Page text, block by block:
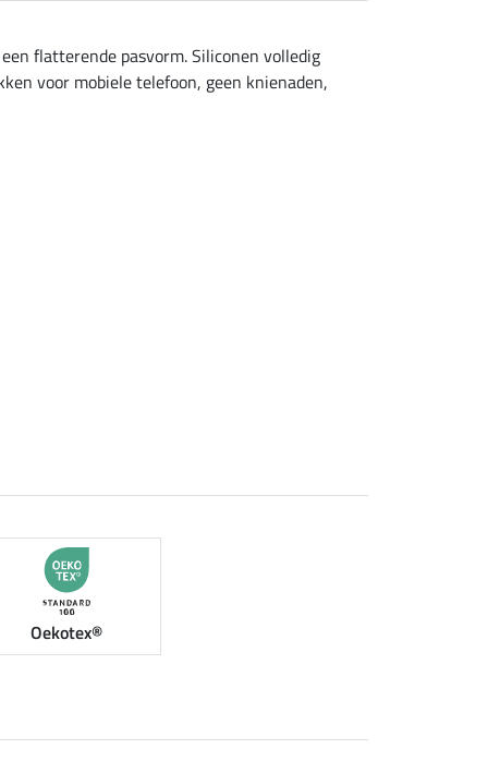
flatterende pasvorm. Siliconen volledig
voor mobiele telefoon, geen knienaden,
Oekotex®